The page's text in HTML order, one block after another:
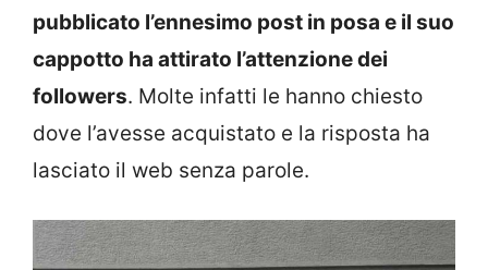
pubblicato l’ennesimo post in posa e il suo
cappotto ha attirato l’attenzione dei
followers. Molte infatti le hanno chiesto
dove l’avesse acquistato e la risposta ha
lasciato il web senza parole.